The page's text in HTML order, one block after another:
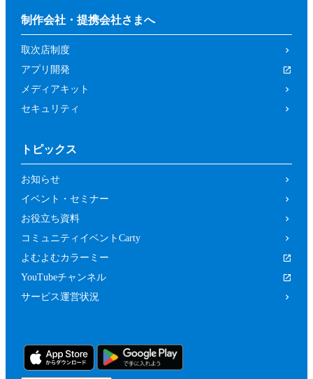
制作会社・提携会社さまへ
取次店制度
アプリ開発
メディアキット
セキュリティ
トピックス
お知らせ
イベント・セミナー
お役立ち資料
コミュニティイベントCarty
よむよむカラーミー
YouTubeチャンネル
サービス運営状況